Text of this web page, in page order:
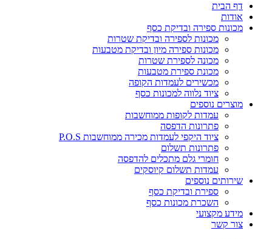
דף הבית
אודות
מכונות ספירה ובדיקת כסף
מכונות לספירה ובדיקת שטרות
מכונות ספירה מיון ובדיקת מטבעות
מכונה לספירת שטרות
מכונת ספירת מטבעות
מכשירים לעמדות הקופה
ציוד נלווה למכונות כסף
מוצרים נוספים
עמדות לקופות ממוחשבות
פתרונות הדפסה
ציוד היקפי לעמדות מכירה ממוחשבות P.O.S
פתרונות תשלום
חומרי גלם מתכלים להדפסה
עמדות תשלום קיוסקים
שירותים נוספים
ספירת ובדיקת כסף
השכרת מכונות כסף
מידע מקצועי
צור קשר